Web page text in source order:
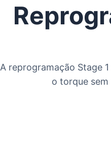
A reprogramação Stage
o torque